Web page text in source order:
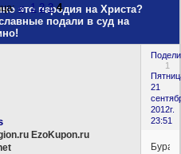
это пародия на Христа?
подали в суд на
« 1 2 3 4
1
21
2012г.
23:51
EzoKupon.ru